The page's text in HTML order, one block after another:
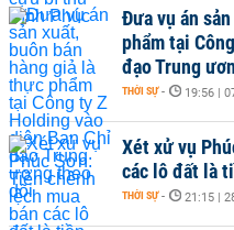
Đưa vụ án
phẩm tại
đạo Trung
THỜI SỰ - 19:56 |
Xét xử vụ
các lô đất là
THỜI SỰ - 21:15 |